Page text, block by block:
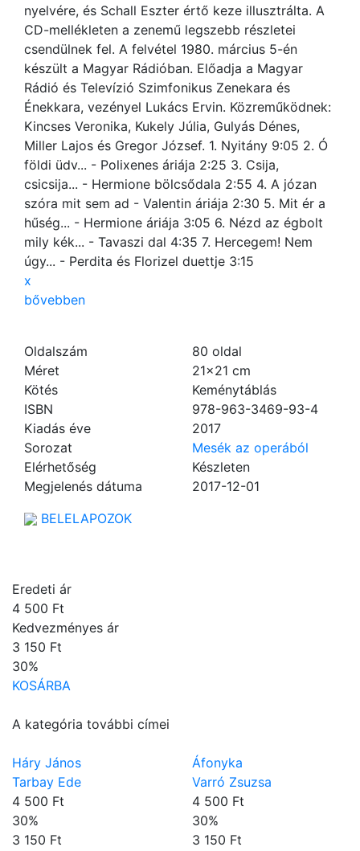
nyelvére, és Schall Eszter értő keze illusztrálta. A
CD-mellékleten a zenemű legszebb részletei
csendülnek fel. A felvétel 1980. március 5-én
készült a Magyar Rádióban. Előadja a Magyar
Rádió és Televízió Szimfonikus Zenekara és
Énekkara, vezényel Lukács Ervin. Közreműködnek:
Kincses Veronika, Kukely Júlia, Gulyás Dénes,
Miller Lajos és Gregor József. 1. Nyitány 9:05 2. Ó
földi üdv... - Polixenes áriája 2:25 3. Csija,
csicsija... - Hermione bölcsődala 2:55 4. A józan
szóra mit sem ad - Valentin áriája 2:30 5. Mit ér a
hűség... - Hermione áriája 3:05 6. Nézd az égbolt
mily kék... - Tavaszi dal 4:35 7. Hercegem! Nem
úgy... - Perdita és Florizel duettje 3:15
x
bővebben
Eredeti ár
4 500 Ft
Kedvezményes ár
3 150 Ft
30%
KOSÁRBA
Oldalszám 80 oldal
Méret
21×21 cm
Kötés
Keménytáblás
ISBN
978-963-3469-93-4
Kiadás éve
2017
Sorozat
Mesék az operából
Elérhetőség
Készleten
Megjelenés dátuma
2017-12-01
BELELAPOZOK
A kategória további címei
Háry János
Tarbay Ede
4 500 Ft
30%
3 150 Ft
Áfonyka
Varró Zsuzsa
4 500 Ft
30%
3 150 Ft